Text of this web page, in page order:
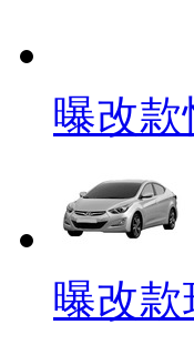
曝改
曝改款